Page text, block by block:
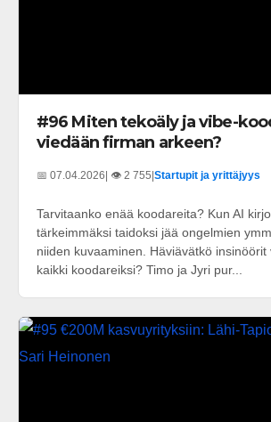
#96 Miten tekoäly ja vibe-
viedään firman arkeen?
📅 07.04.2026| 👁️ 2 755|Startupit ja yrittäjyys
Tarvitaanko enää koodareita? Kun AI
tärkeimmäksi taidoksi jää ongelmien
niiden kuvaaminen. Häviävätkö
kaikki koodareiksi? Timo ja Jyri pur...